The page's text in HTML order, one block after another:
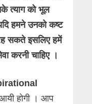
त्याग को भूल
हमने उनको कष्ट
सकते इसलिए हमें
करनी चाहिए ।
होगी । आप